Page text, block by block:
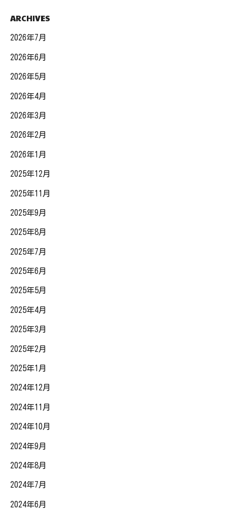
ARCHIVES
2026年7月
2026年6月
2026年5月
2026年4月
2026年3月
2026年2月
2026年1月
2025年12月
2025年11月
2025年9月
2025年8月
2025年7月
2025年6月
2025年5月
2025年4月
2025年3月
2025年2月
2025年1月
2024年12月
2024年11月
2024年10月
2024年9月
2024年8月
2024年7月
2024年6月